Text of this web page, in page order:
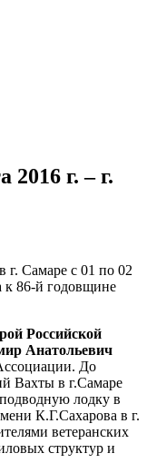
2016 г. – г.
г. Самаре с 01 по 02
к 86-й годовщине
Российской
Анатольевич
До
Вахты в г.Самаре
лодку в
К.Г.Сахарова в г.
ветеранских
структур и